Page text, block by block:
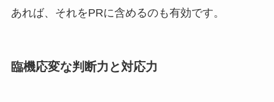
あれば、それをPRに含めるのも有効です。
臨機応変な判断力と対応力